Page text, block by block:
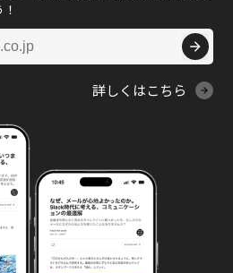
詳しくはこちら